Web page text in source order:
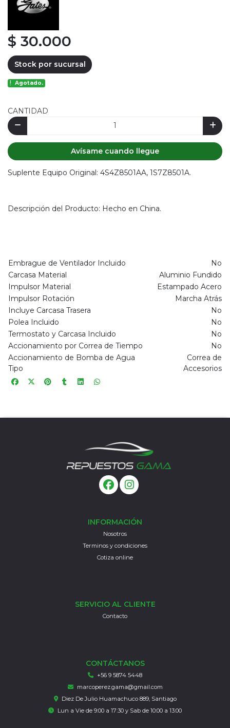
$ 30.000
Stock por sucursal
Agotado.
CANTIDAD
Avísame cuando llegue
Suplente Equipo Original: 4S4Z8501AA, 1S7Z8501A.
Descripción del Producto: Hecho en China.
Embrague de Ventilador Incluido
No
Carcasa Material
Aluminio Fundido
Impulsor Material
Estampado Acero
Impulsor Rotación
Marcha Atrás
Incluye Carcasa Trasera
No
Polea Incluido
No
Termostato y Carcasa Incluido
No
Accionamiento por Correa de Tiempo
No
Accionamiento de Bomba de Agua
Tipo
Correa de
Accesorios
INFORMACIÓN
Nosotros
Terminos y condiciones
Cotiza online
SERVICIO AL CLIENTE
Contacto
CONTÁCTANOS
+56 9 5874 5448
marcoperez.gama@gmail.com
Diez De Julio Huamachuco 889, Santiago
Lun a Vie de 9:00 a 17:30 y Sab de 10:00 a 13:00